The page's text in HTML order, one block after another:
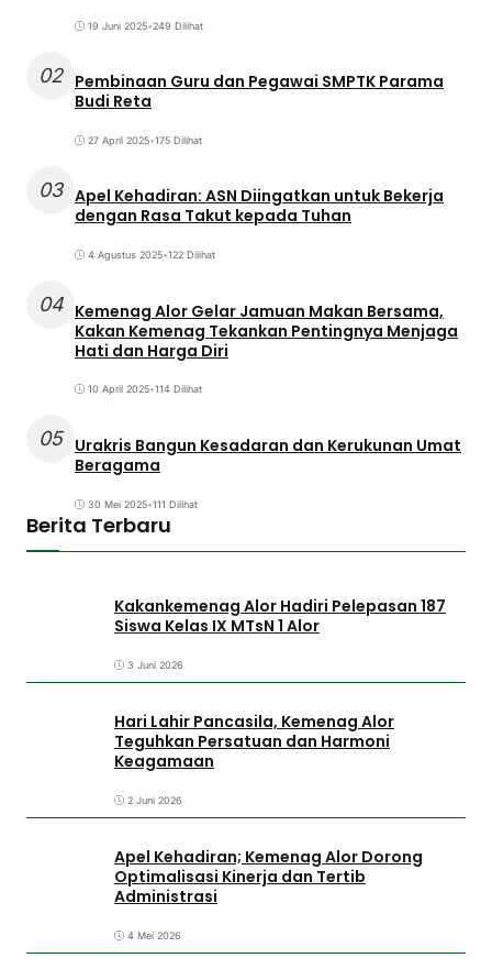
19 Juni 2025•249 Dilihat
02 Pembinaan Guru dan Pegawai SMPTK Parama
Budi Reta
27 April 2025•175 Dilihat
03 Apel Kehadiran: ASN Diingatkan untuk Bekerja
dengan Rasa Takut kepada Tuhan
4 Agustus 2025•122 Dilihat
04 Kemenag Alor Gelar Jamuan Makan Bersama,
Kakan Kemenag Tekankan Pentingnya Menjaga
Hati dan Harga Diri
10 April 2025•114 Dilihat
05 Urakris Bangun Kesadaran dan Kerukunan Umat
Beragama
30 Mei 2025•111 Dilihat
Berita Terbaru
Kakankemenag Alor Hadiri Pelepasan 187
Siswa Kelas IX MTsN 1 Alor
3 Juni 2026
Hari Lahir Pancasila, Kemenag Alor
Teguhkan Persatuan dan Harmoni
Keagamaan
2 Juni 2026
Apel Kehadiran; Kemenag Alor Dorong
Optimalisasi Kinerja dan Tertib
Administrasi
4 Mei 2026